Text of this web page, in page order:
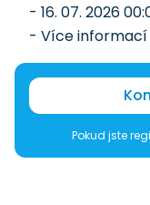
- 16. 07. 2026
- Více
Pokud jste